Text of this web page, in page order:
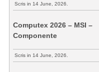
Scris in 14 June, 2026.
Computex 2026 – MSI –
Componente
Scris in 14 June, 2026.